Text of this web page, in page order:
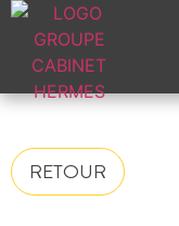
RETOUR